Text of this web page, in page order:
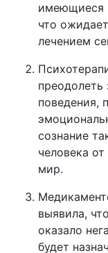
имеющиеся
что
лечением
поведения,
сознание
человека
мир.
выявила,
оказало
будет